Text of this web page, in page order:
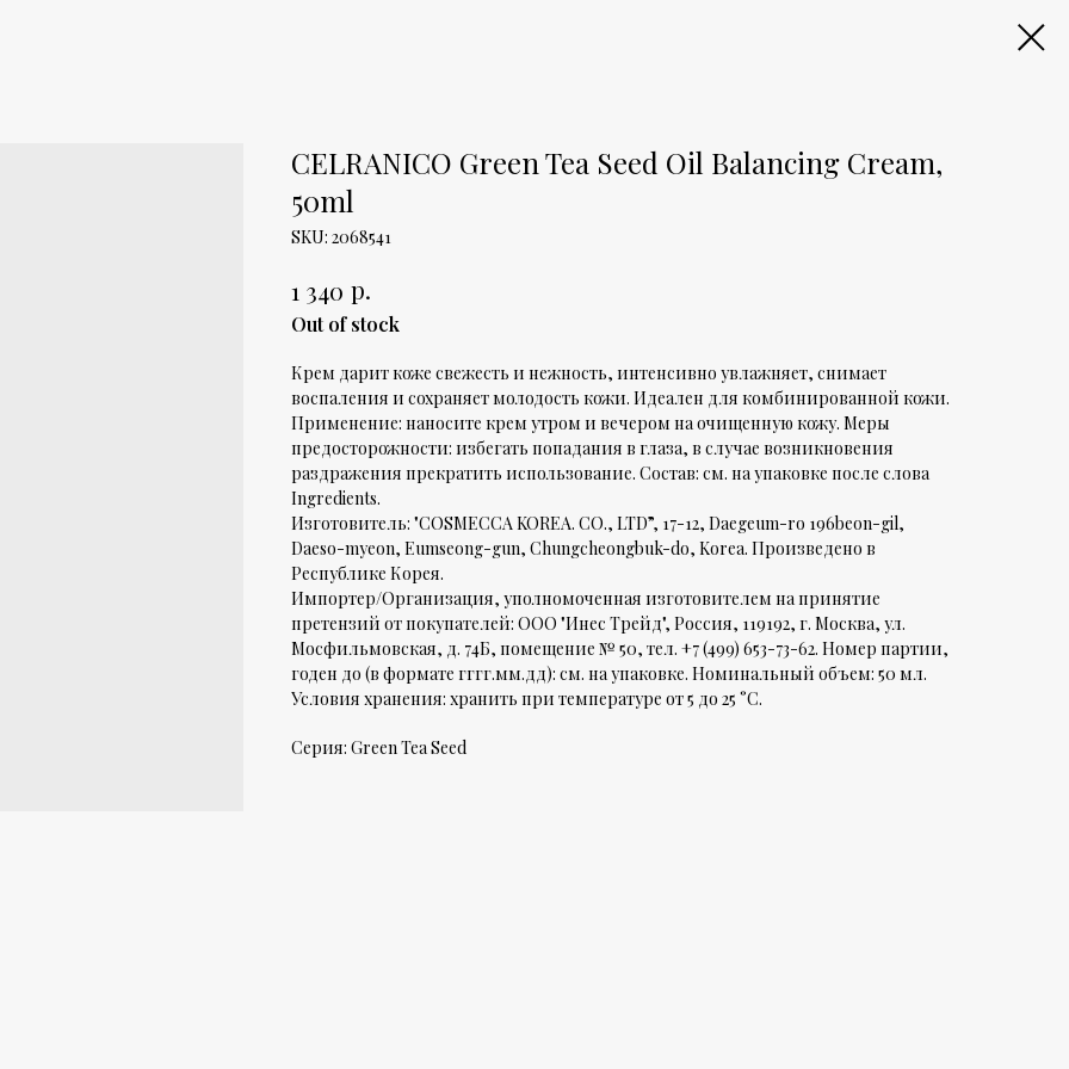
CELRANICO Green Tea Seed Oil Balancing Cream,
50ml
SKU: 2068541
1 340 р.
Out of stock
Крем дарит коже свежесть и нежность, интенсивно увлажняет, снимает
воспаления и сохраняет молодость кожи. Идеален для комбинированной кожи.
Применение: наносите крем утром и вечером на очищенную кожу. Меры
предосторожности: избегать попадания в глаза, в случае возникновения
раздражения прекратить использование. Состав: см. на упаковке после слова
Ingredients.
Изготовитель: "COSMECCA KOREA. CO., LTD”, 17-12, Daegeum-ro 196beon-gil,
Daeso-myeon, Eumseong-gun, Chungcheongbuk-do, Korea. Произведено в
Республике Корея.
Импортер/Организация, уполномоченная изготовителем на принятие
претензий от покупателей: ООО "Инес Трейд", Россия, 119192, г. Москва, ул.
Мосфильмовская, д. 74Б, помещение № 50, тел. +7 (499) 653-73-62. Номер партии,
годен до (в формате гггг.мм.дд): см. на упаковке. Номинальный объем: 50 мл.
Условия хранения: хранить при температуре от 5 до 25 °С.
Серия: Green Tea Seed